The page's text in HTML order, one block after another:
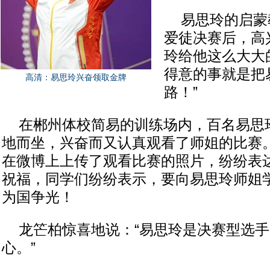
高清：易思玲兴奋领取金牌
易思玲的启蒙
爱徒决赛后，高
玲给他这么大
得意的事就是
路！”
在郴州体校简易的训练场内，百名易思
地而坐，兴奋而又认真观看了师姐的比赛
在微博上上传了观看比赛的照片，纷纷表
祝福，同学们纷纷表示，要向易思玲师姐
为国争光！
龙笀柏惊喜地说：“易思玲是决赛型选
心。”